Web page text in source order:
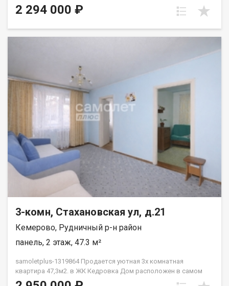
1 этаже 3-этажного кирпичного дома 1980 года постройки.
Отдел продаж
2 294 000 ₽
3-комн, Стахановская ул, д.21
Кемерово, Рудничный р-н район
панель, 2 этаж, 47.3 м²
samoletplus-1319864 Продaeтcя уютнaя 3х кoмнатная
квартиpа 47,3м2. в ЖК Кедровка Дoм pасположен в caмoм
cepдце ж.р. Кедровка. Во дворе дома расположен детский